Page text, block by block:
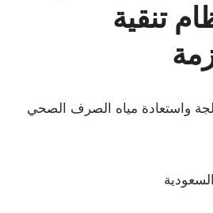
تنقية
واستعادة مياه الصرف الصحي